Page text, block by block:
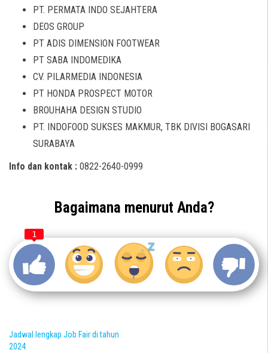
PT. PERMATA INDO SEJAHTERA
DEOS GROUP
PT ADIS DIMENSION FOOTWEAR
PT SABA INDOMEDIKA
CV. PILARMEDIA INDONESIA
PT HONDA PROSPECT MOTOR
BROUHAHA DESIGN STUDIO
PT. INDOFOOD SUKSES MAKMUR, TBK DIVISI BOGASARI
SURABAYA
Info dan kontak : 0822-2640-0999
Bagaimana menurut Anda?
1
Jadwal lengkap Job Fair di tahun
2024